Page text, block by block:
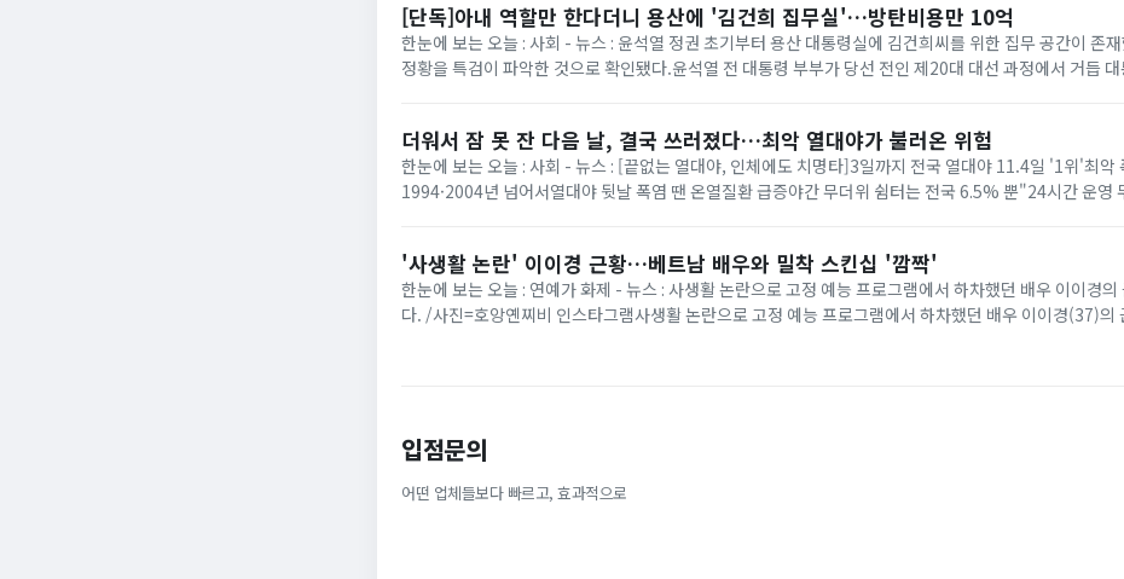
[단독]아내 역할만 한다더니 용산에 '김건희 집무실'…방탄비용만 10억
한눈에 보는 오늘 : 사회 - 뉴스 : 윤석열 정권 초기부터 용산 대통령실에 김건희씨를 위한 집무 공간이 존
정황을 특검이 파악한 것으로 확인됐다.윤석열 전 대통령 부부가 당선 전인 제20대 대선 과정에서 거듭
더워서 잠 못 잔 다음 날, 결국 쓰러졌다…최악 열대야가 불러온 위험
한눈에 보는 오늘 : 사회 - 뉴스 : [끝없는 열대야, 인체에도 치명타]3일까지 전국 열대야 11.4일 '1위'최악
1994·2004년 넘어서열대야 뒷날 폭염 땐 온열질환 급증야간 무더위 쉼터는 전국 6.5% 뿐"24시간 운영
'사생활 논란' 이이경 근황…베트남 배우와 밀착 스킨십 '깜짝'
한눈에 보는 오늘 : 연예가 화제 - 뉴스 : 사생활 논란으로 고정 예능 프로그램에서 하차했던 배우 이이경의
다. /사진=호앙옌찌비 인스타그램사생활 논란으로 고정 예능 프로그램에서 하차했던 배우 이이경(37)의
입점문의
어떤 업체들보다 빠르고, 효과적으로